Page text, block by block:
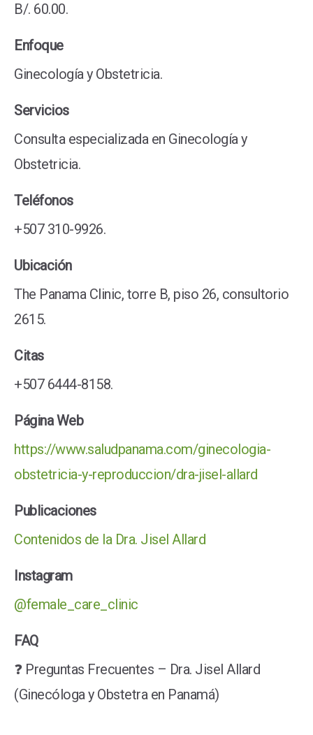
B/. 60.00.
Enfoque
Ginecología y Obstetricia.
Servicios
Consulta especializada en Ginecología y
Obstetricia.
Teléfonos
+507 310-9926.
Ubicación
The Panama Clinic, torre B, piso 26, consultorio
2615.
Citas
+507 6444-8158.
Página Web
https://www.saludpanama.com/ginecologia-
obstetricia-y-reproduccion/dra-jisel-allard
Publicaciones
Contenidos de la Dra. Jisel Allard
Instagram
@female_care_clinic
FAQ
❓ Preguntas Frecuentes – Dra. Jisel Allard
(Ginecóloga y Obstetra en Panamá)